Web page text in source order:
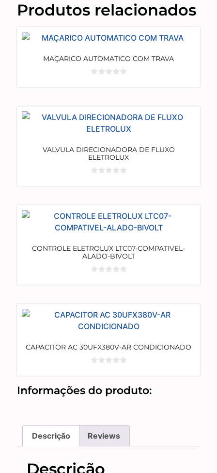
Produtos relacionados
MAÇARICO AUTOMATICO COM TRAVA
VALVULA DIRECIONADORA DE FLUXO
ELETROLUX
CONTROLE ELETROLUX LTC07-COMPATIVEL-
ALADO-BIVOLT
CAPACITOR AC 30UFX380V-AR CONDICIONADO
Informações do produto:
Descrição Reviews
Descrição